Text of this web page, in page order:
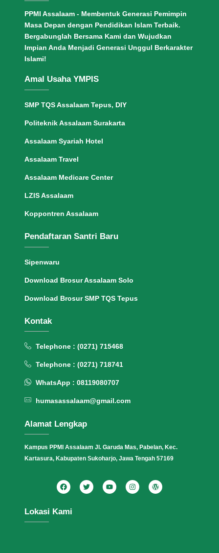
PPMI Assalaam - Membentuk Generasi Pemimpin
Masa Depan dengan Pendidikan Islam Terbaik.
Bergabunglah Bersama Kami dan Wujudkan
Impian Anda Menjadi Generasi Unggul Berkarakter
Islami!
Amal Usaha YMPIS
SMP TQS Assalaam Tepus, DIY
Politeknik Assalaam Surakarta
Assalaam Syariah Hotel
Assalaam Travel
Assalaam Medicare Center
LZIS Assalaam
Koppontren Assalaam
Pendaftaran Santri Baru
Sipenwaru
Download Brosur Assalaam Solo
Download Brosur SMP TQS Tepus
Kontak
Telephone : (0271) 715468
Telephone : (0271) 718741
WhatsApp : 08119080707
humasassalaam@gmail.com
Alamat Lengkap
Kampus PPMI Assalaam Jl. Garuda Mas, Pabelan, Kec.
Kartasura, Kabupaten Sukoharjo, Jawa Tengah 57169
Lokasi Kami